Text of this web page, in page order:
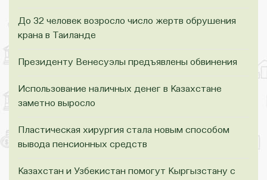
До 32 человек возросло число жертв обрушения
крана в Таиланде
Президенту Венесуэлы предъявлены обвинения
Использование наличных денег в Казахстане
заметно выросло
Пластическая хирургия стала новым способом
вывода пенсионных средств
Казахстан и Узбекистан помогут Кыргызстану с